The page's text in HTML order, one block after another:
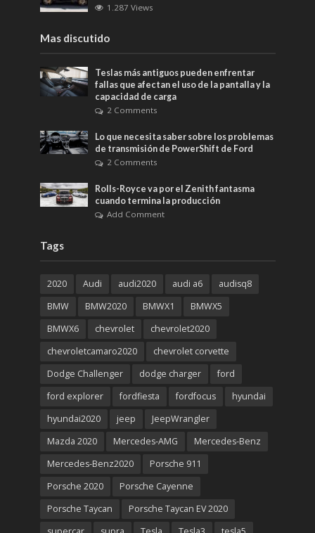
1.287 Views
Mas discutido
Teslas más antiguos pueden enfrentar
fallas que afectan el uso de la pantalla y la
capacidad de carga
2 Comments
Lo que necesita saber sobre los problemas
de transmisión de PowerShift de Ford
2 Comments
Rolls-Royce va por el Zenith fantasma
cuando termina la producción
Add Comment
Tags
2020 Audi audi2020 audi a6
audisq8
BMW
BMW2020 BMWX1
BMWX5
BMWX6
chevrolet
chevrolet2020
chevroletcamaro2020
chevrolet corvette
Dodge Challenger
dodge charger
ford
ford explorer
fordfiesta fordfocus
hyundai
hyundai2020
jeep
JeepWrangler
Mazda 2020
Mercedes-AMG
Mercedes-Benz
Mercedes-Benz2020
Porsche 911
Porsche 2020
Porsche Cayenne
Porsche Taycan
Porsche Taycan EV 2020